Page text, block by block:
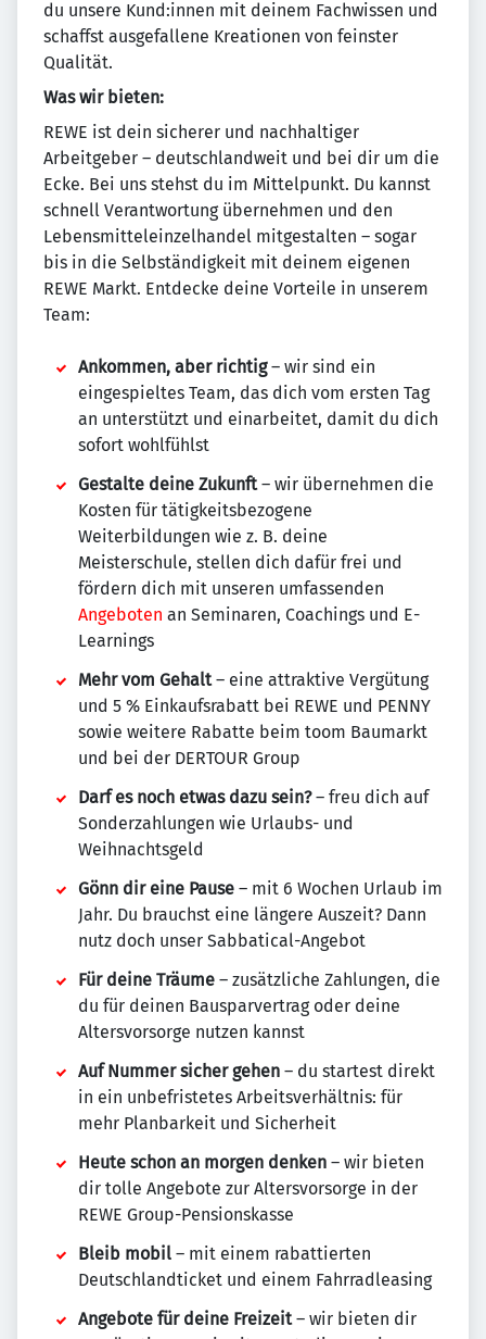
du unsere Kund:innen mit deinem Fachwissen und
schaffst ausgefallene Kreationen von feinster
Qualität.
Was wir bieten:
REWE ist dein sicherer und nachhaltiger
Arbeitgeber – deutschlandweit und bei dir um die
Ecke. Bei uns stehst du im Mittelpunkt. Du kannst
schnell Verantwortung übernehmen und den
Lebensmitteleinzelhandel mitgestalten – sogar
bis in die Selbständigkeit mit deinem eigenen
REWE Markt. Entdecke deine Vorteile in unserem
Team:
Ankommen, aber richtig– wir sind ein
eingespieltes Team, das dich vom ersten Tag
an unterstützt und einarbeitet, damit du dich
sofort wohlfühlst
Gestalte deine Zukunft– wir übernehmen die
Kosten für tätigkeitsbezogene
Weiterbildungen wie z. B. deine
Meisterschule, stellen dich dafür frei und
fördern dich mit unseren umfassenden
Angeboten an Seminaren, Coachings und E-
Learnings
Mehr vom Gehalt– eine attraktive Vergütung
und 5 % Einkaufsrabatt bei REWE und PENNY
sowie weitere Rabatte beim toom Baumarkt
und bei der DERTOUR Group
Darf es noch etwas dazu sein?– freu dich auf
Sonderzahlungen wie Urlaubs- und
Weihnachtsgeld
Gönn dir eine Pause – mit 6 Wochen Urlaub im
Jahr. Du brauchst eine längere Auszeit? Dann
nutz doch unser Sabbatical-Angebot
Für deine Träume – zusätzliche Zahlungen, die
du für deinen Bausparvertrag oder deine
Altersvorsorge nutzen kannst
Auf Nummer sicher gehen – du startest direkt
in ein unbefristetes Arbeitsverhältnis: für
mehr Planbarkeit und Sicherheit
Heute schon an morgen denken – wir bieten
dir tolle Angebote zur Altersvorsorge in der
REWE Group-Pensionskasse
Bleib mobil – mit einem rabattierten
Deutschlandticket und einem Fahrradleasing
Angebote für deine Freizeit– wir bieten dir